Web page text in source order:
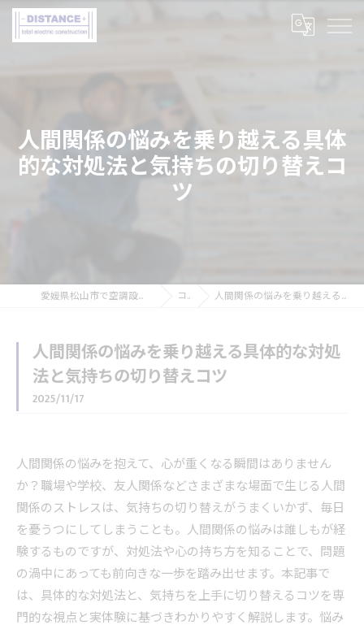
人間関係の悩みを乗り越える具体
的な対処法と気持ちの切り替えコ
ツ
愛媛県松山市で空調設備工事の求人なら株式会社DISTANCE コラム 人間関係の悩みを乗り越える具体的な対処法と気持ちの切り替えコツ
人間関係の悩みを乗り越える具体的な対処
法と気持ちの切り替えコツ
2025/11/17
人間関係の悩みを抱えて、心が重くなる瞬間はありません
か？職場や学校、友人関係などさまざまな場面で生じる人間
関係のストレスは、気持ちの切り替えがうまくいかず、毎日
を憂うつにしてしまうことも。人間関係の悩みは誰しもが経
験するものですが、対処法や心の持ち方を知ることで、問題
の渦中にあっても前向きな一歩を踏み出せます。本記事で
は、具体的な対処法と、気持ちを上手に切り替えるコツを専
門的な視点と実体験に基づきわかりやすく解説します。悩み